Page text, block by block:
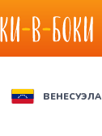
ВЕНЕСУЭЛА